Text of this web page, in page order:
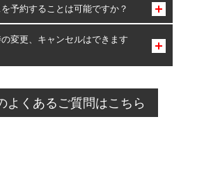
イヤ館のみとなります。
予約することは可能ですか？
ご予約は可能です。
ビスの組み合わせに限り、同時にご予約が
います。
変更、キャンセルはできます
3営業日前を過ぎている場合のご予約
きましては、直接ご予約の店舗まで
よくあるご質問はこちら